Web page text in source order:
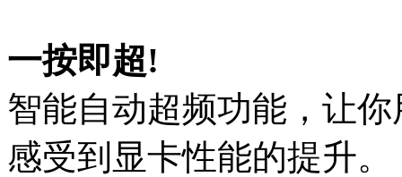
一按即超!
智能自动超频功能，让
感受到显卡性能的提升。